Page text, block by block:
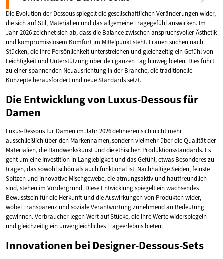
Die Evolution der Dessous spiegelt die gesellschaftlichen Veränderungen wider,
die sich auf Stil, Materialien und das allgemeine Tragegefühl auswirken. Im
Jahr 2026 zeichnet sich ab, dass die Balance zwischen anspruchsvoller Ästhetik
und kompromisslosem Komfort im Mittelpunkt steht. Frauen suchen nach
Stücken, die ihre Persönlichkeit unterstreichen und gleichzeitig ein Gefühl von
Leichtigkeit und Unterstützung über den ganzen Tag hinweg bieten. Dies führt
zu einer spannenden Neuausrichtung in der Branche, die traditionelle
Konzepte herausfordert und neue Standards setzt.
Die Entwicklung von Luxus-Dessous für
Damen
Luxus-Dessous für Damen im Jahr 2026 definieren sich nicht mehr
ausschließlich über den Markennamen, sondern vielmehr über die Qualität der
Materialien, die Handwerkskunst und die ethischen Produktionsstandards. Es
geht um eine Investition in Langlebigkeit und das Gefühl, etwas Besonderes zu
tragen, das sowohl schön als auch funktional ist. Nachhaltige Seiden, feinste
Spitzen und innovative Mischgewebe, die atmungsaktiv und hautfreundlich
sind, stehen im Vordergrund. Diese Entwicklung spiegelt ein wachsendes
Bewusstsein für die Herkunft und die Auswirkungen von Produkten wider,
wobei Transparenz und soziale Verantwortung zunehmend an Bedeutung
gewinnen. Verbraucher legen Wert auf Stücke, die ihre Werte widerspiegeln
und gleichzeitig ein unvergleichliches Trageerlebnis bieten.
Innovationen bei Designer-Dessous-Sets